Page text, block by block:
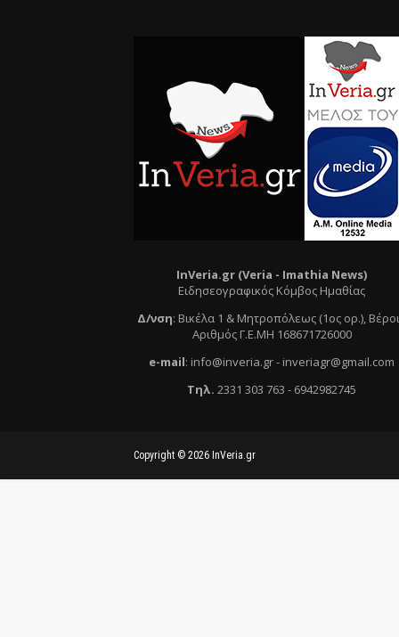
InVeria.gr (Veria - Ιmathia News)
Ειδησεογραφικός Κόμβος Ημαθίας
Δ/νση: Βικέλα 1 & Μητροπόλεως (1ος ορ.),
Αριθμός Γ.Ε.ΜΗ 168671726000
e-mail: info@inveria.gr- inveriagr@gmail.com
Τηλ. 2331 303 763 - 6942982745
Copyright © 2026 InVeria.gr